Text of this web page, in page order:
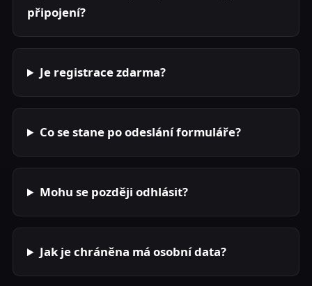
připojení?
Je registrace zdarma?
Co se stane po odeslání formuláře?
Mohu se později odhlásit?
Jak je chráněna má osobní data?